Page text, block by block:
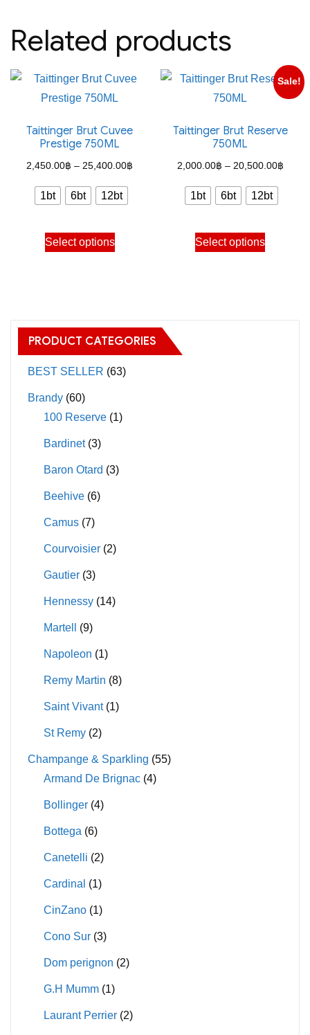
Related products
Taittinger Brut Cuvee
Prestige 750ML
2,450.00฿ – 25,400.00฿
1bt 6bt 12bt
Select options
This
product
The
options
may
on
product
Sale!
Taittinger Brut Reserve
750ML
2,000.00฿ – 20,500.00฿Price
1bt 6bt 12bt
Select options
This
product
PRODUCT CATEGORIES
BEST SELLER (63)
Brandy (60)
100 Reserve (1)
Bardinet (3)
Baron Otard (3)
Beehive (6)
Camus (7)
Courvoisier (2)
Gautier (3)
Hennessy (14)
Martell (9)
Napoleon (1)
Remy Martin (8)
Saint Vivant (1)
St Remy (2)
Champange & Sparkling (55)
Armand De Brignac (4)
Bollinger (4)
Bottega (6)
Canetelli (2)
Cardinal (1)
CinZano (1)
Cono Sur (3)
Dom perignon (2)
G.H Mumm (1)
Laurant Perrier (2)